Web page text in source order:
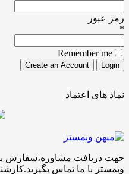
رمز عبور
*
Remember me
نماد های اعتماد
جهت دریافت مشاوره،سفارش